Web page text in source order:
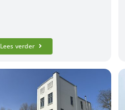
Lees verder